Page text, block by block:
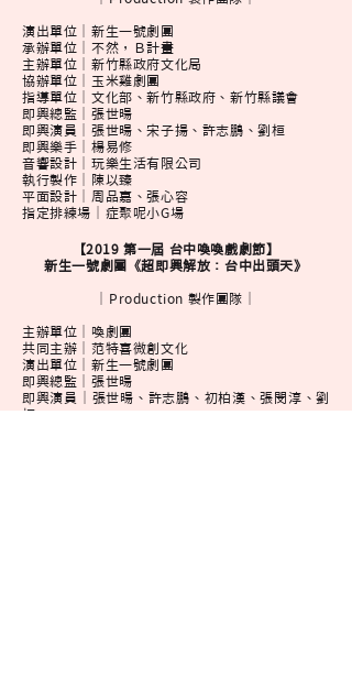
演出單位｜新生一號劇團
承辦單位｜不然，Ｂ計畫
主辦單位｜新竹縣政府文化局
協辦單位｜玉米雞劇團
指導單位｜文化部、新竹縣政府、新竹縣議會
即興總監｜張世暘
即興演員｜張世暘、宋子揚、許志鵬、劉桓
即興樂手｜楊易修
音響設計｜玩樂生活有限公司
執行製作｜陳以臻
平面設計｜周品嘉、張心容
指定排練場｜症聚呢小G場
【2019 第一屆 台中喚喚戲劇節】
新生一號劇團《超即興解放：台中出頭天》
｜Production 製作團隊｜
主辦單位｜喚劇團
共同主辦｜范特喜微創文化
演出單位｜新生一號劇團
即興總監｜張世暘
即興演員｜張世暘、許志鵬、初柏漢、張閔淳、劉
桓